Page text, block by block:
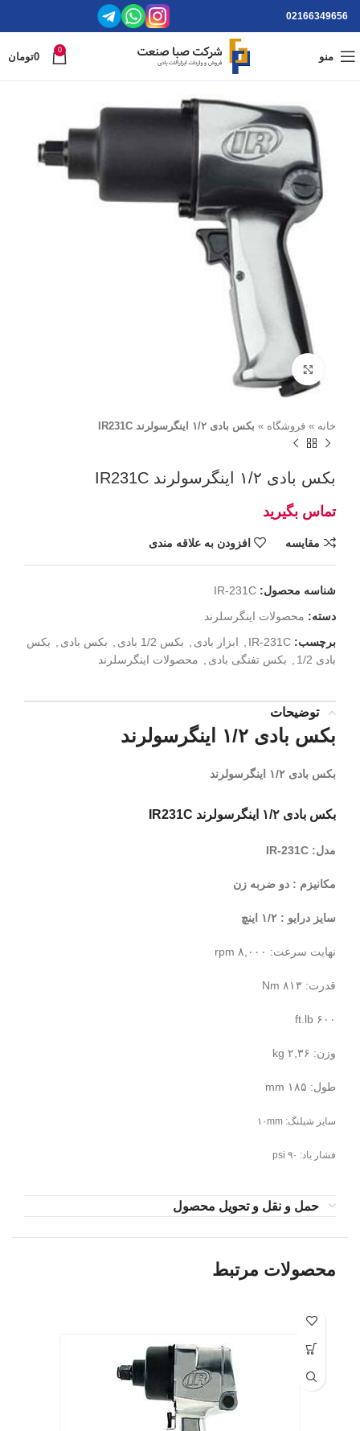
02166349656
منو
0
0تومان
برای بزرگنمایی کلیک کنید
خانه » فروشگاه » بکس بادی ۱/۲ اینگرسولرند IR231C
بکس بادی ۱/۲ اینگرسولرند IR231C
مقايسه افزودن به علاقه مندی
شناسه محصول: IR-231C
دسته: محصولات اینگرسلرند
برچسب: IR-231C ابزار بادی بکس 1/2 بادی بکس بادی
بکس
بادی 1/2
بکس تفنگی بادی محصولات اینگرسلرند
توضیحات
بکس بادی ۱/۲ اینگرسولرند
بکس بادی ۱/۲ اینگرسولرند
بکس بادی ۱/۲ اینگرسولرند IR231C
مدل: IR-231C
مکانیزم : دو ضربه زن
سایز درایو : ۱/۲ اینچ
نهایت سرعت: ۸,۰۰۰ rpm
قدرت: ۸۱۳ Nm
۶۰۰ ft.lb
وزن: ۲,۳۶ kg
طول: ۱۸۵ mm
سایز شیلنگ: ۱۰mm
فشار باد: ۹۰ psi
حمل و نقل و تحویل محصول
محصولات مرتبط